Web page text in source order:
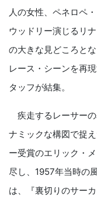
人の女性、ペネロペ
ウッドリー演じるリ
の大きな見どころと
レース・シーンを再
タッフが結集。
疾走するレーサー
ナミックな構図で捉
ー受賞のエリック・
尽し、1957年当時の
は、『裏切りのサー